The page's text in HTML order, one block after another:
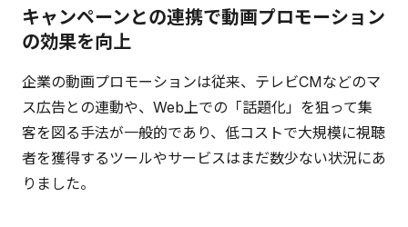
キャンペーンとの連携で動画プロモーション
の効果を向上
企業の動画プロモーションは従来、テレビCMなどのマ
ス広告との連動や、Web上での「話題化」を狙って集
客を図る手法が一般的であり、低コストで大規模に視聴
者を獲得するツールやサービスはまだ数少ない状況にあ
りました。